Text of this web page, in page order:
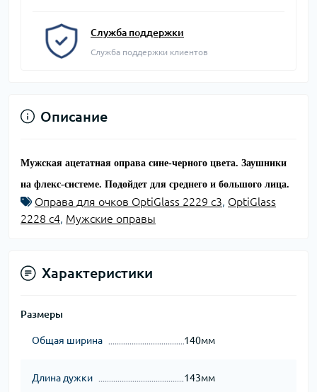
Служба поддержки
Служба поддержки клиентов
Описание
Мужская ацетатная оправа сине-черного цвета. Заушники
на флекс-системе. Подойдет для среднего и большого лица.
Оправа для очков OptiGlass 2229 c3 OptiGlass
2228 c4 Мужские оправы
Характеристики
Размеры
Общая ширина 140мм
Длина дужки 143мм